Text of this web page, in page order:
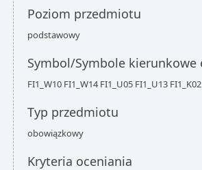
Poziom przedmiotu
podstawowy
Symbol/Symbole kierunkowe
FI1_W10 FI1_W14 FI1_U05 FI1_U13 FI1_K02
Typ przedmiotu
obowiązkowy
Kryteria oceniania